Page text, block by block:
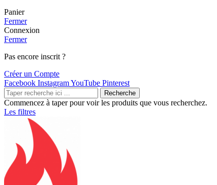
Panier
Fermer
Connexion
Fermer
Pas encore inscrit ?
Créer un Compte
Facebook InstagramYouTube Pinterest
Recherche
Commencez à taper pour voir les produits que vous recherchez.
Les filtres